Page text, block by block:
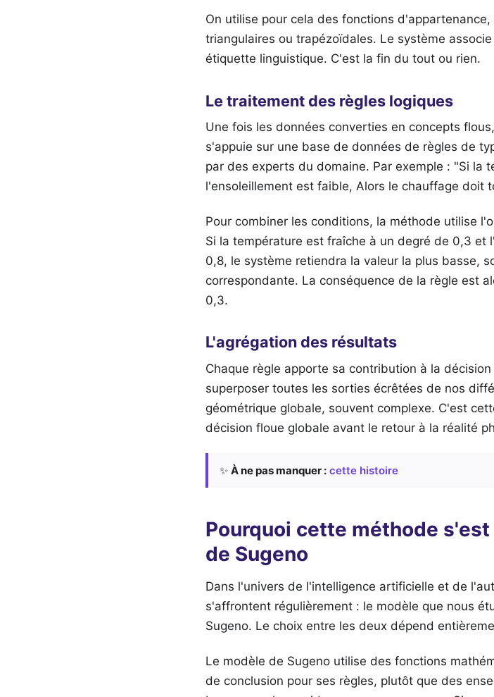
On utilise pour cela des fonctions
triangulaires ou trapézoïdales. Le système
étiquette linguistique. C'est la fin du tout ou rien.
Le traitement des règles logiques
Une fois les données converties en concepts
s'appuie sur une base de données de règles de
par des experts du domaine. Par exemple : "Si la
l'ensoleillement est faible, Alors le chauffage doit
Pour combiner les conditions, la méthode utilise
Si la température est fraîche à un degré de 0,3
0,8, le système retiendra la valeur la plus basse,
correspondante. La conséquence de la règle est
0,3.
L'agrégation des résultats
Chaque règle apporte sa contribution à la
superposer toutes les sorties écrêtées de nos
géométrique globale, souvent complexe. C'est
décision floue globale avant le retour à la réalité
✨ À ne pas manquer : cette histoire
Pourquoi cette méthode
de Sugeno
Dans l'univers de l'intelligence artificielle et de
s'affrontent régulièrement : le modèle que nous
Sugeno. Le choix entre les deux dépend
Le modèle de Sugeno utilise des fonctions
de conclusion pour ses règles, plutôt que des